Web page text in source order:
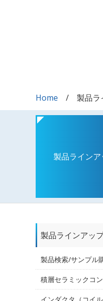
Home 製品ラ
製品ライン
製品ラインアッ
製品検索/サンプル
積層セラミックコ